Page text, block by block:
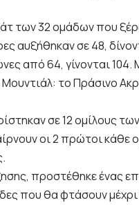
των 32 ομάδων που
αυξήθηκαν σε 48,
από 64, γίνονται
το Πράσινο
σε 12 ομίλους
οι 2 πρώτοι κάθε
προστέθηκε ένας
που θα φτάσουν